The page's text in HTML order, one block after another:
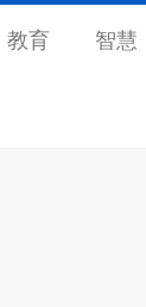
教育 智慧